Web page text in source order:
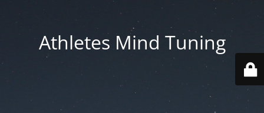
Athletes Mind Tuning